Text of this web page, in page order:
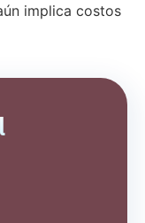
implica costos